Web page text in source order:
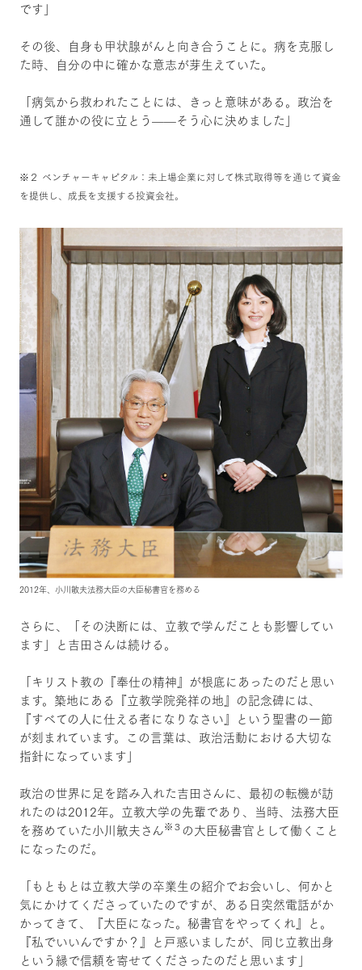
です」
その後、自身も甲状腺がんと向き合うことに。病を克服し
た時、自分の中に確かな意志が芽生えていた。
「病気から救われたことには、きっと意味がある。政治を
通して誰かの役に立とう——そう心に決めました」
※２ ベンチャーキャピタル：未上場企業に対して株式取得等を通じて資金
を提供し、成長を支援する投資会社。
2012年、小川敏夫法務大臣の大臣秘書官を務める
さらに、「その決断には、立教で学んだことも影響してい
ます」と吉田さんは続ける。
「キリスト教の『奉仕の精神』が根底にあったのだと思い
ます。築地にある『立教学院発祥の地』の記念碑には、
『すべての人に仕える者になりなさい』という聖書の一節
が刻まれています。この言葉は、政治活動における大切な
指針になっています」
政治の世界に足を踏み入れた吉田さんに、最初の転機が訪
れたのは2012年。立教大学の先輩であり、当時、法務大臣
を務めていた小川敏夫さん※３の大臣秘書官として働くこと
になったのだ。
「もともとは立教大学の卒業生の紹介でお会いし、何かと
気にかけてくださっていたのですが、ある日突然電話がか
かってきて、『大臣になった。秘書官をやってくれ』と。
『私でいいんですか？』と戸惑いましたが、同じ立教出身
という縁で信頼を寄せてくださったのだと思います」